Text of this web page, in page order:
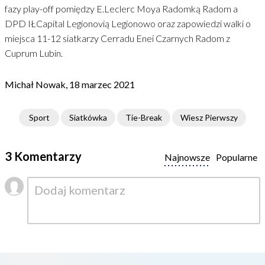
fazy play-off pomiędzy E.Leclerc Moya Radomką Radom a
DPD IŁCapital Legionovią Legionowo oraz zapowiedzi walki o
miejsca 11-12 siatkarzy Cerradu Enei Czarnych Radom z
Cuprum Lubin.
Michał Nowak, 18 marzec 2021
Sport Siatkówka Tie-Break Wiesz Pierwszy
3 Komentarzy Popularne
Najnowsze